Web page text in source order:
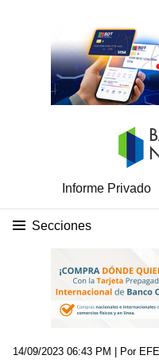
Informe Privado
Secciones
14/09/2023 06:43 PM | Por EFE